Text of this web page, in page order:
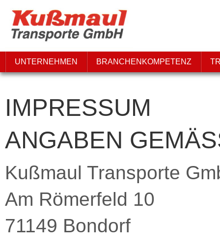
UNTERNEHMEN BRANCHENKOMPETENZ
IMPRESSUM
ANGABEN
Kußmaul Transporte
Am Römerfeld 10
71149 Bondorf